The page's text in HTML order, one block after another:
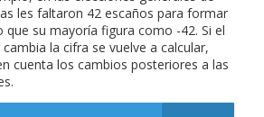
les faltaron 42 escaños para formar
que su mayoría figura como -42. Si el
la cifra se vuelve a calcular,
cuenta los cambios posteriores a las